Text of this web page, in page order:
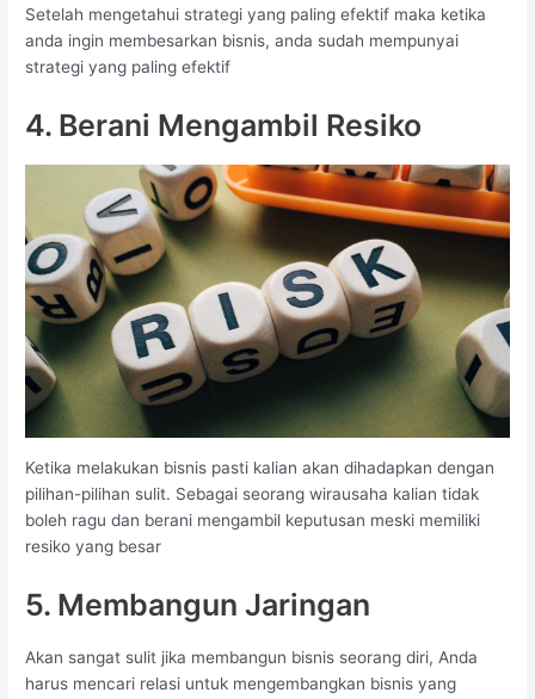
Setelah mengetahui strategi yang paling efektif maka ketika
anda ingin membesarkan bisnis, anda sudah mempunyai
strategi yang paling efektif
4. Berani Mengambil Resiko
Ketika melakukan bisnis pasti kalian akan dihadapkan dengan
pilihan-pilihan sulit. Sebagai seorang wirausaha kalian tidak
boleh ragu dan berani mengambil keputusan meski memiliki
resiko yang besar
5. Membangun Jaringan
Akan sangat sulit jika membangun bisnis seorang diri, Anda
harus mencari relasi untuk mengembangkan bisnis yang